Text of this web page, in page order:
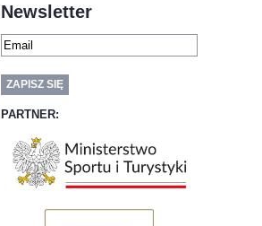
Newsletter
PARTNER: